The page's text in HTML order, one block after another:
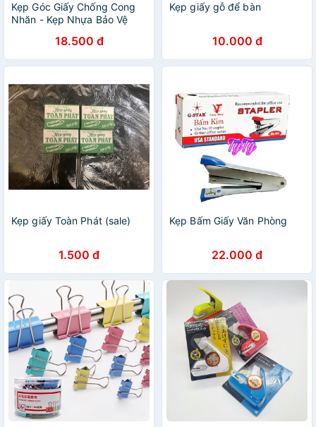
Kẹp Góc Giấy Chống Cong
Nhăn - Kẹp Nhựa Bảo Vệ
18.500 đ
Kẹp giấy gỗ để bàn
10.000 đ
Kẹp giấy Toàn Phát (sale)
1.500 đ
Kẹp Bấm Giấy Văn Phòng
22.000 đ